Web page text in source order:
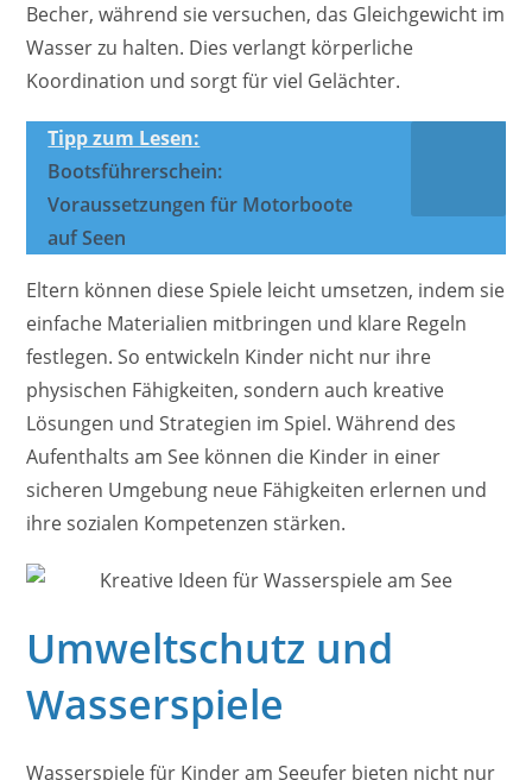
Becher, während sie versuchen, das Gleichgewicht im
Wasser zu halten. Dies verlangt körperliche
Koordination und sorgt für viel Gelächter.
Tipp zum Lesen:
Bootsführerschein:
Voraussetzungen für Motorboote
auf Seen
Eltern können diese Spiele leicht umsetzen, indem sie
einfache Materialien mitbringen und klare Regeln
festlegen. So entwickeln Kinder nicht nur ihre
physischen Fähigkeiten, sondern auch kreative
Lösungen und Strategien im Spiel. Während des
Aufenthalts am See können die Kinder in einer
sicheren Umgebung neue Fähigkeiten erlernen und
ihre sozialen Kompetenzen stärken.
Umweltschutz und
Wasserspiele
Wasserspiele für Kinder am Seeufer bieten nicht nur